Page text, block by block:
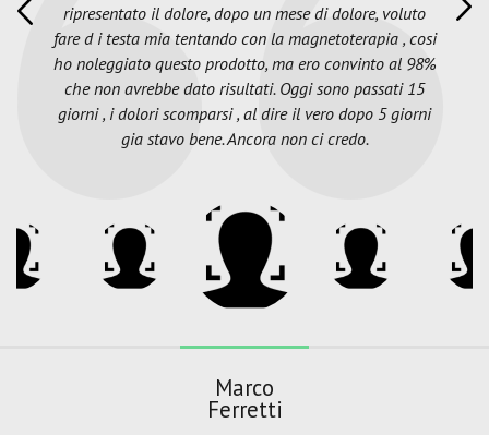
ripresentato il dolore, dopo un mese di dolore, voluto
fare d i testa mia tentando con la magnetoterapia , cosi
ho noleggiato questo prodotto, ma ero convinto al 98%
che non avrebbe dato risultati. Oggi sono passati 15
giorni , i dolori scomparsi , al dire il vero dopo 5 giorni
gia stavo bene. Ancora non ci credo.
Marco
Ferretti